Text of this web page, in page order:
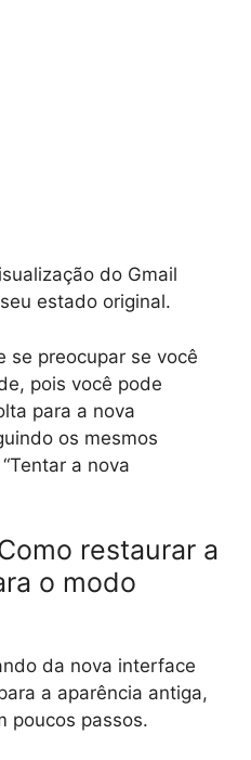
do Gmail
estado original.
se preocupar se você
pois você pode
para a nova
os mesmos
a nova
restaurar a
o modo
da nova interface
a aparência antiga,
poucos passos.